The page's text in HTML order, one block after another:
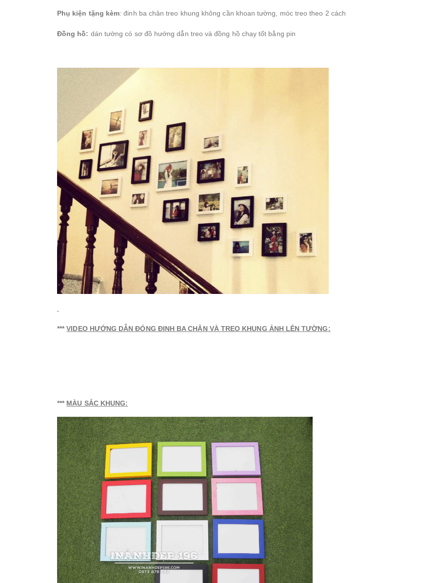
Phụ kiện tặng kèm: đinh ba chân treo khung không cần khoan tường, móc treo theo 2 cách
Đồng hồ: dán tường có sơ đồ hướng dẫn treo và đồng hồ chạy tốt bằng pin
*** VIDEO HƯỚNG DẪN ĐÓNG ĐINH BA CHÂN VÀ TREO KHUNG ẢNH LÊN TƯỜNG:
*** MÀU SẮC KHUNG: